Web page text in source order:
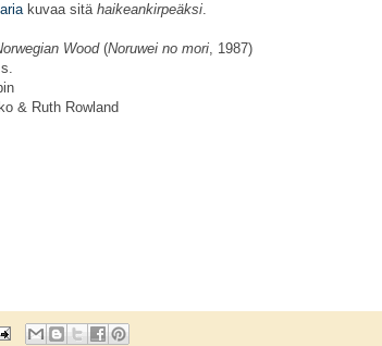
kuvaa sitä haikeankirpeäksi.
Wood(Noruwei no mori, 1987)
& Ruth Rowland